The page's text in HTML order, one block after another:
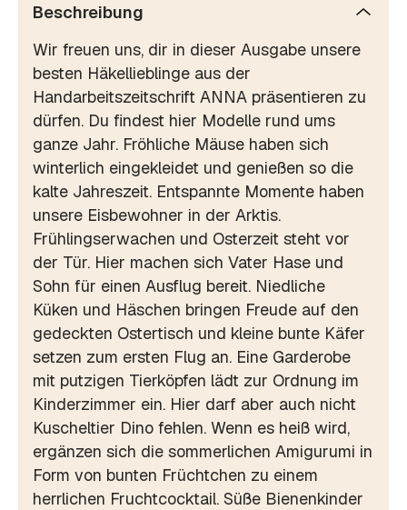
Beschreibung
Wir freuen uns, dir in dieser Ausgabe unsere
besten Häkellieblinge aus der
Handarbeitszeitschrift ANNA präsentieren zu
dürfen. Du findest hier Modelle rund ums
ganze Jahr. Fröhliche Mäuse haben sich
winterlich eingekleidet und genießen so die
kalte Jahreszeit. Entspannte Momente haben
unsere Eisbewohner in der Arktis.
Frühlingserwachen und Osterzeit steht vor
der Tür. Hier machen sich Vater Hase und
Sohn für einen Ausflug bereit. Niedliche
Küken und Häschen bringen Freude auf den
gedeckten Ostertisch und kleine bunte Käfer
setzen zum ersten Flug an. Eine Garderobe
mit putzigen Tierköpfen lädt zur Ordnung im
Kinderzimmer ein. Hier darf aber auch nicht
Kuscheltier Dino fehlen. Wenn es heiß wird,
ergänzen sich die sommerlichen Amigurumi in
Form von bunten Früchtchen zu einem
herrlichen Fruchtcocktail. Süße Bienenkinder